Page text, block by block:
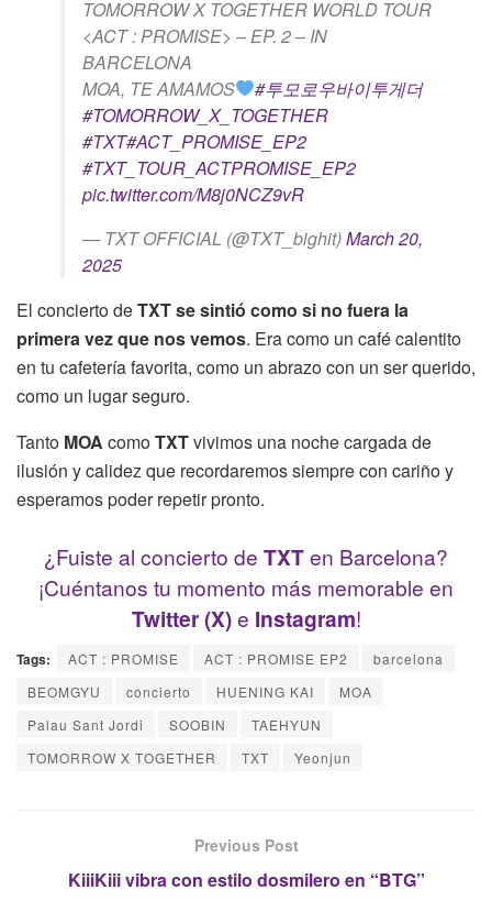
TOMORROW X TOGETHER WORLD TOUR
<ACT : PROMISE> – EP. 2 – IN
BARCELONA
MOA, TE AMAMOS
#투모로우바이투게더
#TOMORROW_X_TOGETHER
#TXT#ACT_PROMISE_EP2
#TXT_TOUR_ACTPROMISE_EP2
pic.twitter.com/M8j0NCZ9vR
— TXT OFFICIAL (@TXT_bighit)March 20,
2025
El concierto deTXTse sintió como si no fuera la
primera vez que nos vemos. Era como un café calentito
en tu cafetería favorita, como un abrazo con un ser querido,
como un lugar seguro.
Tanto MOA comoTXTvivimos una noche cargada de
ilusión y calidez que recordaremos siempre con cariño y
esperamos poder repetir pronto.
¿Fuiste al concierto de TXTen Barcelona?
¡Cuéntanos tu momento más memorable en
Twitter (X)e Instagram!
Tags: ACT : PROMISE ACT : PROMISE EP2
barcelona
BEOMGYU
concierto HUENING KAI
MOA
Palau Sant Jordi
SOOBIN
TAEHYUN
TOMORROW X TOGETHER
TXT Yeonjun
Previous Post
KiiiKiii vibra con estilo dosmilero en “BTG”